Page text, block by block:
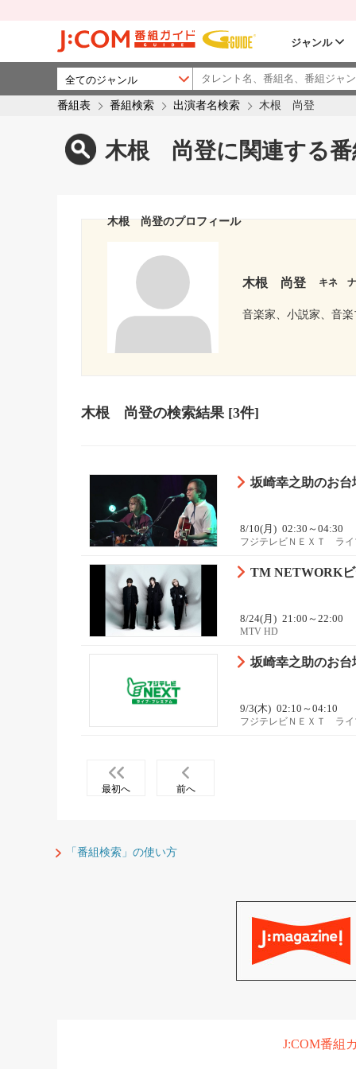
ジャンル
番組表 番組検索 出演者名検索 木根 尚登
木根 尚登に関連する番
木根 尚登のプロフィール
木根 尚登 キネ
音楽家、小説家、音
木根 尚登の検索結果[3件]
坂崎幸之助のお
8/10(月) 02:30～04:30
フジテレビＮＥＸＴ ライ
TM NETWORK
8/24(月) 21:00～22:00
MTV HD
坂崎幸之助のお
9/3(木) 02:10～04:10
フジテレビＮＥＸＴ ライ
最初へ 前へ
「番組検索」の使い方
J:COM番組